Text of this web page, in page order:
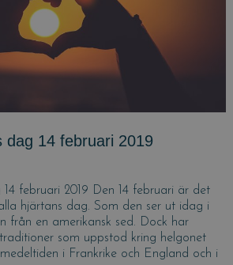
dag 14 februari 2019
februari 2019 Den 14 februari är det
hjärtans dag. Som den ser ut idag i
från en amerikansk sed. Dock har
som uppstod kring helgonet
i Frankrike och England och i